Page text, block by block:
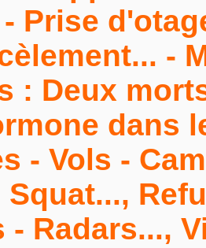
Prise
-
: Deux
dans
- Vols -
Squat...,
- Radars...,